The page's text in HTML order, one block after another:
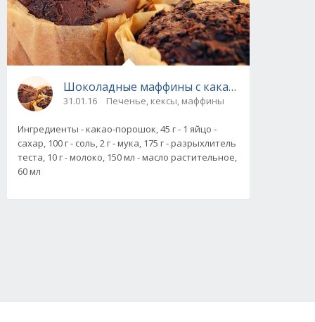
Шоколадные маффины с какао, рецепт с
31.01.16 Печенье, кексы, маффины
Ингредиенты - какао-порошок, 45 г - 1 яйцо -
сахар, 100 г - соль, 2 г - мука, 175 г - разрыхлитель
теста, 10 г - молоко, 150 мл - масло растительное,
60 мл